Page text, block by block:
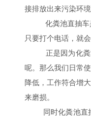
接排放出来污染环
化粪池直抽车
只要打个电话，就
正是因为化粪
呢。那么我们日常
降低，工作符合增
来磨损。
同时化粪池直